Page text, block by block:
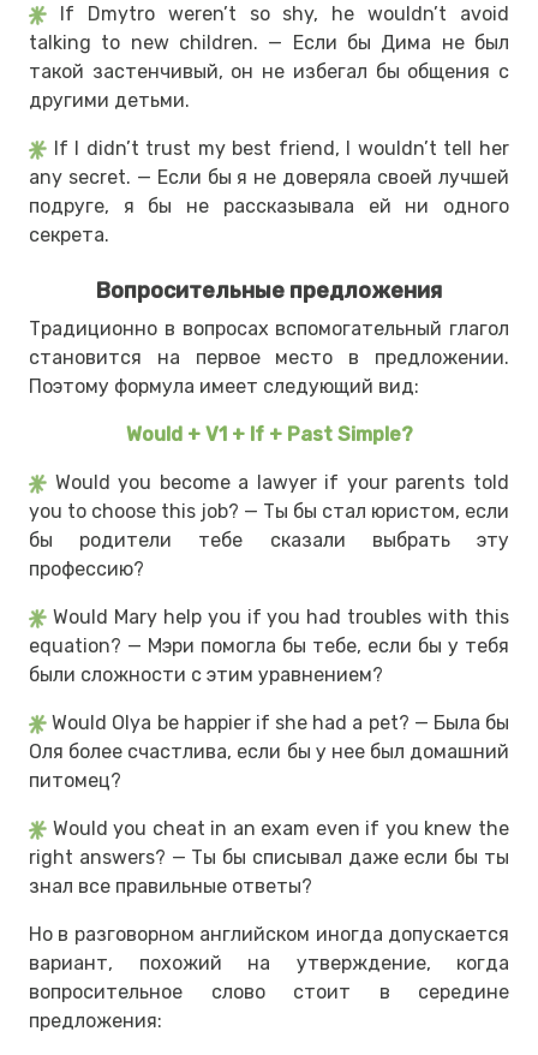
If Dmytro weren’t so shy, he wouldn’t avoid
talking to new children. — Если бы Дима не был
такой застенчивый, он не избегал бы общения с
другими детьми.
If I didn’t trust my best friend, I wouldn’t tell her
any secret. — Если бы я не доверяла своей лучшей
подруге, я бы не рассказывала ей ни одного
секрета.
Вопросительные предложения
Традиционно в вопросах вспомогательный глагол
становится на первое место в предложении.
Поэтому формула имеет следующий вид:
Would + V1 + If + Past Simple?
Would you become a lawyer if your parents told
you to choose this job? — Ты бы стал юристом, если
бы родители тебе сказали выбрать эту
профессию?
Would Mary help you if you had troubles with this
equation? — Мэри помогла бы тебе, если бы у тебя
были сложности с этим уравнением?
Would Olya be happier if she had a pet? — Была бы
Оля более счастлива, если бы у нее был домашний
питомец?
Would you cheat in an exam even if you knew the
right answers? — Ты бы списывал даже если бы ты
знал все правильные ответы?
Но в разговорном английском иногда допускается
вариант, похожий на утверждение, когда
вопросительное слово стоит в середине
предложения: